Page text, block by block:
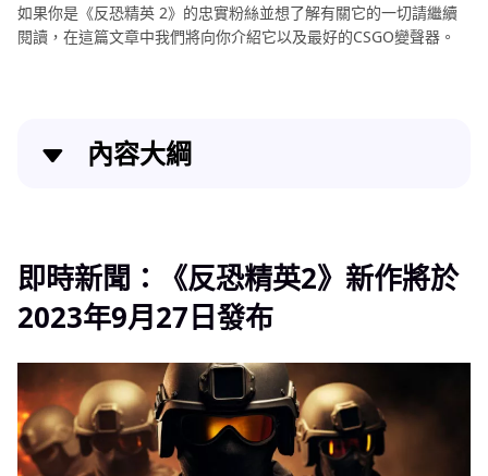
如果你是《反恐精英 2》的忠實粉絲並想了解有關它的一切請繼續
閱讀，在這篇文章中我們將向你介紹它以及最好的CSGO變聲器。
內容大綱
PC版6大CSGO變聲器
最終想法
即時新聞：《反恐精英2》新作將於
2023年9月27日發布